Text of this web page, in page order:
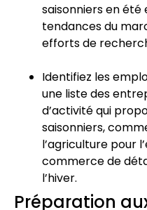
saisonniers en été
tendances du
efforts de
Identifiez les
une liste des
d’activité qui
saisonniers,
l’agriculture pour
commerce de
l’hiver.
Préparation